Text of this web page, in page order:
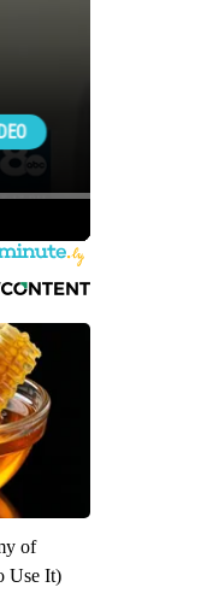
of
Use It)